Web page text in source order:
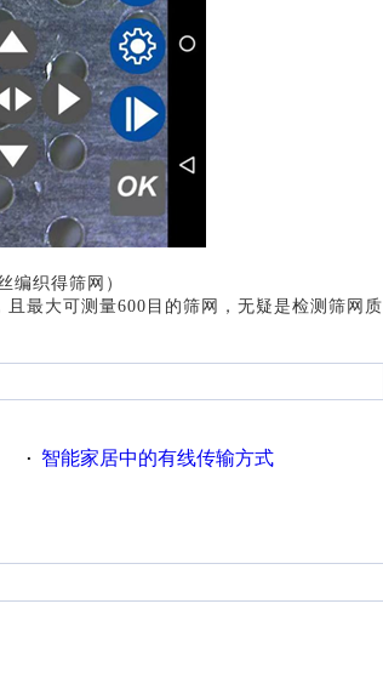
编织得筛网 ）
且最大可测量600目的筛网，无疑是检测筛网质
· 智能家居中的有线传输方式